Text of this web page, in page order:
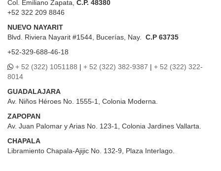
Col. Emiliano Zapata, C.P. 48380
+52 322 209 8846
NUEVO NAYARIT
Blvd.
Riviera Nayarit #1544, Bucerías, Nay. C.P 63735
+52-329-688-46-18
+ 52 (322) 1051188 | + 52 (322) 382-9387 | + 52 (322) 322-
8014
GUADALAJARA
Av. Niños Héroes No. 1555-1, Colonia Moderna.
ZAPOPAN
Av. Juan Palomar y Arias No. 123-1, Colonia Jardines Vallarta.
CHAPALA
Libramiento Chapala-Ajijic No. 132-9, Plaza Interlago.